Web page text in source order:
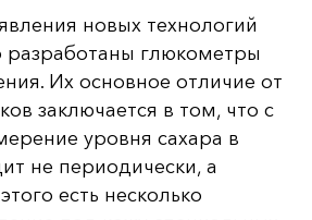
новых технологий
разработаны глюкометры
Их основное отличие от
заключается в том, что с
уровня сахара в
не периодически, а
есть несколько